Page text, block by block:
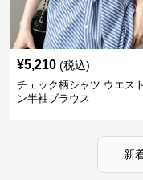
¥5,210 (税込)
チェック柄シャツ ウエス
ン半袖ブラウス
新